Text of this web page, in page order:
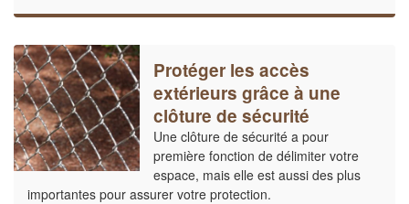
Protéger les accès
extérieurs grâce à une
clôture de sécurité
Une clôture de sécurité a pour
première fonction de délimiter votre
espace, mais elle est aussi des plus
importantes pour assurer votre protection.